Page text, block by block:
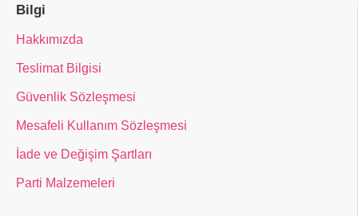
Bilgi
Hakkımızda
Teslimat Bilgisi
Güvenlik Sözleşmesi
Mesafeli Kullanım Sözleşmesi
İade ve Değişim Şartları
Parti Malzemeleri